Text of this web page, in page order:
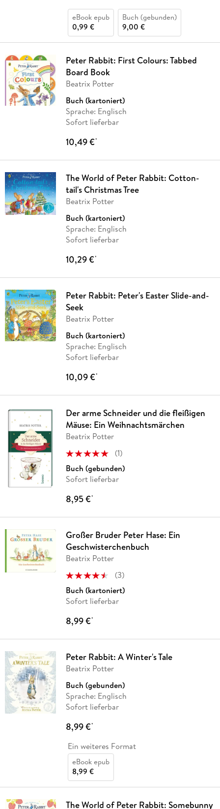
eBook epub
0,99 €
Buch (gebunden)
9,00 €
Peter Rabbit: First Colours: Tabbed
Board Book
Beatrix Potter
Buch (kartoniert)
Sprache: Englisch
Sofort lieferbar
10,49 €*
The World of Peter Rabbit: Cotton-
tail's Christmas Tree
Beatrix Potter
Buch (kartoniert)
Sprache: Englisch
Sofort lieferbar
10,29 €*
Peter Rabbit: Peter's Easter Slide-and-
Seek
Beatrix Potter
Buch (kartoniert)
Sprache: Englisch
Sofort lieferbar
10,09 €*
Der arme Schneider und die fleißigen
Mäuse: Ein Weihnachtsmärchen
Beatrix Potter
(1)
Buch (gebunden)
Sofort lieferbar
8,95 €*
Großer Bruder Peter Hase: Ein
Geschwisterchenbuch
Beatrix Potter
(3)
Buch (kartoniert)
Sofort lieferbar
8,99 €*
Peter Rabbit: A Winter's Tale
Beatrix Potter
Buch (gebunden)
Sprache: Englisch
Sofort lieferbar
8,99 €*
Ein weiteres Format
eBook epub
8,99 €
The World of Peter Rabbit: Somebunny